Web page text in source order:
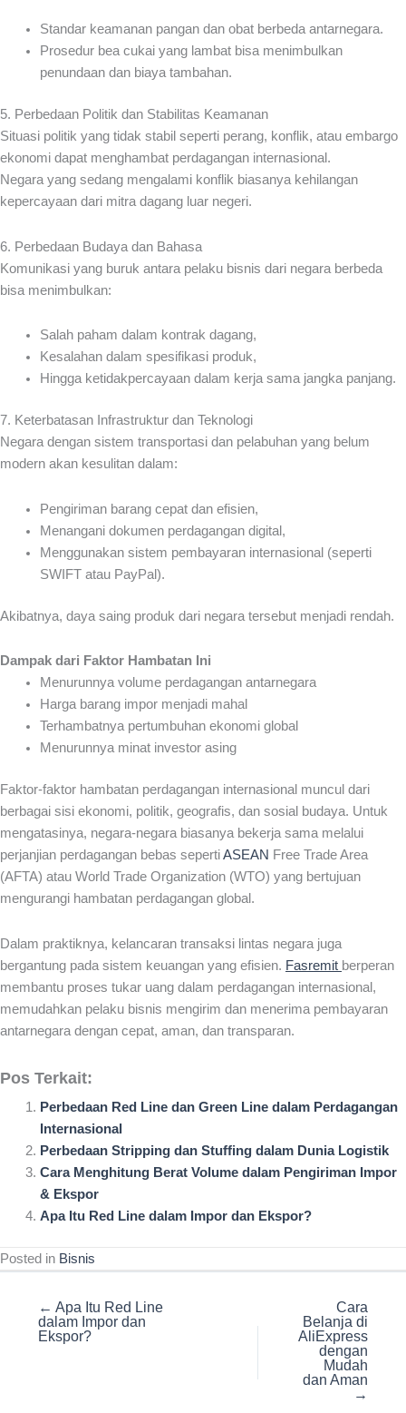
Standar keamanan pangan dan obat berbeda antarnegara.
Prosedur bea cukai yang lambat bisa menimbulkan
penundaan dan biaya tambahan.
5. Perbedaan Politik dan Stabilitas Keamanan
Situasi politik yang tidak stabil seperti perang, konflik, atau embargo
ekonomi dapat menghambat perdagangan internasional.
Negara yang sedang mengalami konflik biasanya kehilangan
kepercayaan dari mitra dagang luar negeri.
6. Perbedaan Budaya dan Bahasa
Komunikasi yang buruk antara pelaku bisnis dari negara berbeda
bisa menimbulkan:
Salah paham dalam kontrak dagang,
Kesalahan dalam spesifikasi produk,
Hingga ketidakpercayaan dalam kerja sama jangka panjang.
7. Keterbatasan Infrastruktur dan Teknologi
Negara dengan sistem transportasi dan pelabuhan yang belum
modern akan kesulitan dalam:
Pengiriman barang cepat dan efisien,
Menangani dokumen perdagangan digital,
Menggunakan sistem pembayaran internasional (seperti
SWIFT atau PayPal).
Akibatnya, daya saing produk dari negara tersebut menjadi rendah.
Dampak dari Faktor Hambatan Ini
Menurunnya volume perdagangan antarnegara
Harga barang impor menjadi mahal
Terhambatnya pertumbuhan ekonomi global
Menurunnya minat investor asing
Faktor-faktor hambatan perdagangan internasional muncul dari
berbagai sisi ekonomi, politik, geografis, dan sosial budaya. Untuk
mengatasinya, negara-negara biasanya bekerja sama melalui
perjanjian perdagangan bebas sepertiASEAN Free Trade Area
(AFTA) atau World Trade Organization (WTO) yang bertujuan
mengurangi hambatan perdagangan global.
Dalam praktiknya, kelancaran transaksi lintas negara juga
bergantung pada sistem keuangan yang efisien. Fasremit berperan
membantu proses tukar uang dalam perdagangan internasional,
memudahkan pelaku bisnis mengirim dan menerima pembayaran
antarnegara dengan cepat, aman, dan transparan.
Pos Terkait:
Perbedaan Red Line dan Green Line dalam Perdagangan
Internasional
Perbedaan Stripping dan Stuffing dalam Dunia Logistik
Cara Menghitung Berat Volume dalam Pengiriman Impor
& Ekspor
Apa Itu Red Line dalam Impor dan Ekspor?
Posted in Bisnis
← Apa Itu Red Line
dalam Impor dan
Ekspor?
Cara
Belanja di
AliExpress
dengan
Mudah
dan Aman
→